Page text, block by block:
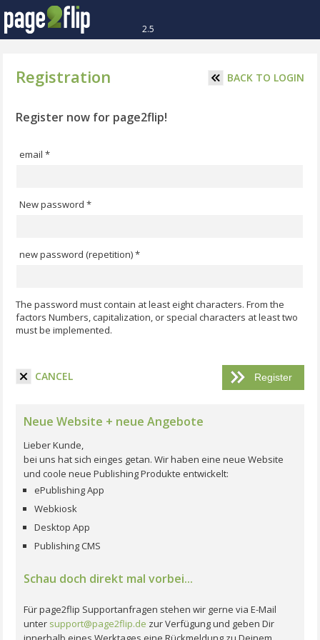
2.5
Registration BACK TO LOGIN
Register now for page2flip!
email *
New password *
new password (repetition) *
The password must contain at least eight characters. From the
factors Numbers, capitalization, or special characters at least two
must be implemented.
CANCEL
Neue Website + neue Angebote
Lieber Kunde,
bei uns hat sich einges getan. Wir haben eine neue Website
und coole neue Publishing Produkte entwickelt:
ePublishing App
Webkiosk
Desktop App
Publishing CMS
Schau doch direkt mal vorbei...
Für page2flip Supportanfragen stehen wir gerne via E-Mail
unter support@page2flip.de zur Verfügung und geben Dir